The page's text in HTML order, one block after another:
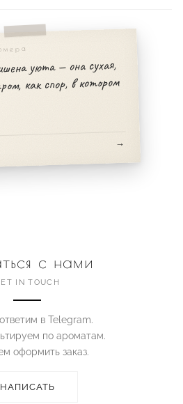
уюта — она сухая,
как спор, в котором
с нами
IN TOUCH
в Telegram.
по ароматам.
оформить заказ.
НАПИСАТЬ